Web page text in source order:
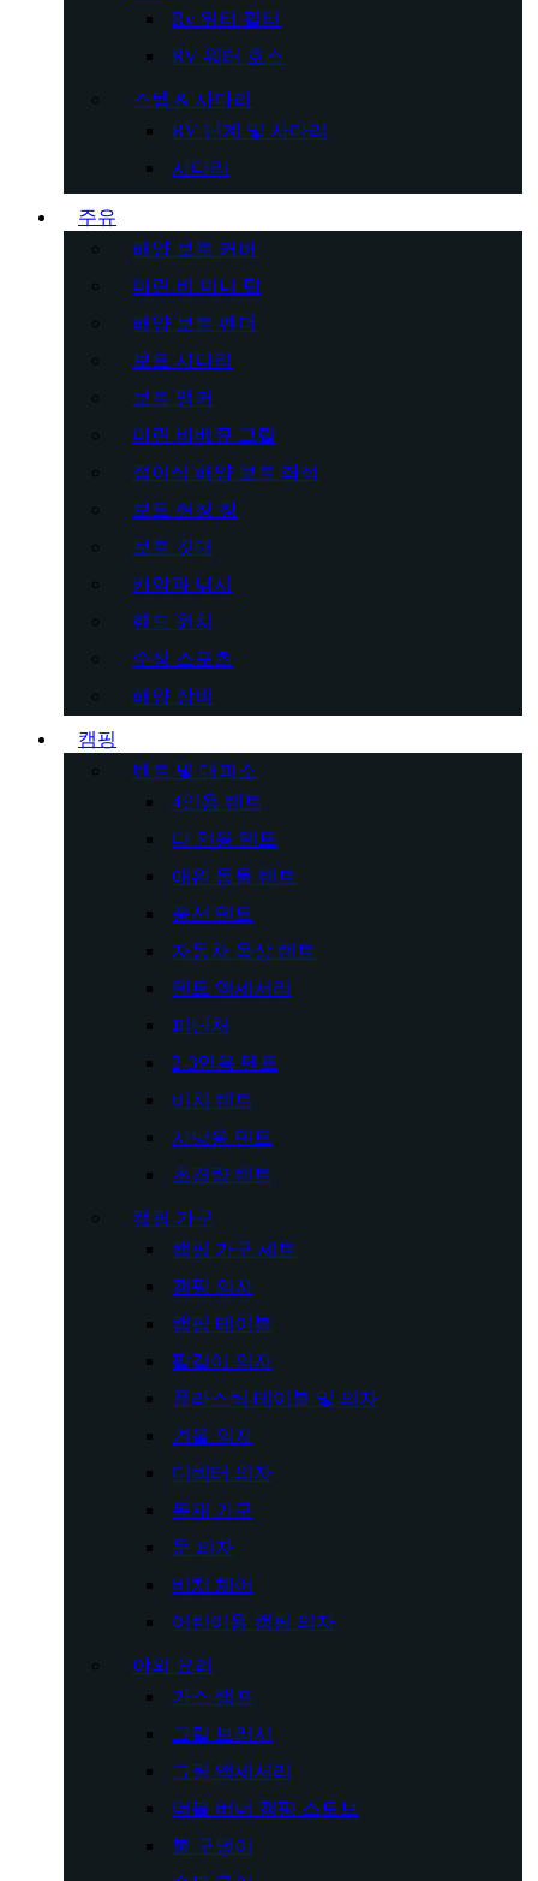
Rv 워터 필터
RV 워터 호스
스텝 & 사다리
RV 단계 및 사다리
사다리
주유
해양 보트 커버
마린 비 미니 탑
해양 보트 펜더
보트 사다리
보트 앵커
마린 바베큐 그릴
접이식 해양 보트 좌석
보트 현창 창
보트 깃대
카약과 낚시
핸드 윈치
수상 스포츠
해양 장비
캠핑
텐트 및 대피소
4인용 텐트
다 인용 텐트
애완 동물 텐트
풍선 텐트
자동차 옥상 텐트
텐트 액세서리
피난처
2-3인용 텐트
비치 텐트
사냥용 텐트
초경량 텐트
캠핑 가구
캠핑 가구 세트
캠핑 의자
캠핑 테이블
팔걸이 의자
플라스틱 테이블 및 의자
겨울 의자
디렉터 의자
목재 가구
문 의자
비치 체어
어린이용 캠핑 의자
야외 요리
가스 램프
그릴 브러시
그릴 액세서리
더블 버너 캠핑 스토브
불 구덩이